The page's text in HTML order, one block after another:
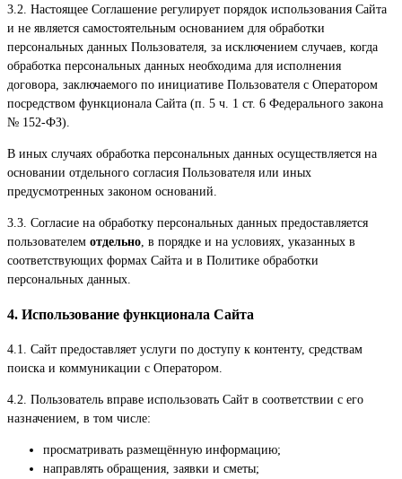
3.2. Настоящее Соглашение регулирует порядок использования Сайта
и не является самостоятельным основанием для обработки
персональных данных Пользователя, за исключением случаев, когда
обработка персональных данных необходима для исполнения
договора, заключаемого по инициативе Пользователя с Оператором
посредством функционала Сайта (п. 5 ч. 1 ст. 6 Федерального закона
№ 152-ФЗ).
В иных случаях обработка персональных данных осуществляется на
основании отдельного согласия Пользователя или иных
предусмотренных законом оснований.
3.3. Согласие на обработку персональных данных предоставляется
пользователем отдельно , в порядке и на условиях, указанных в
соответствующих формах Сайта и в Политике обработки
персональных данных.
4. Использование функционала Сайта
4.1. Сайт предоставляет услуги по доступу к контенту, средствам
поиска и коммуникации с Оператором.
4.2. Пользователь вправе использовать Сайт в соответствии с его
назначением, в том числе:
просматривать размещённую информацию;
направлять обращения, заявки и сметы;